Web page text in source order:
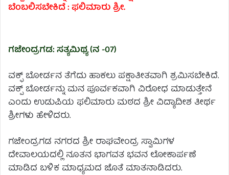
ಬೆಂಬಲಿಸಬೇಕಿದೆ : ಫಲಿಮಾರು ಶ್ರೀ.
ಗಜೇಂದ್ರಗಡ: ಸತ್ಯಮಿಥ್ಯ (ನ -07)
ವಕ್ಫ್ ಬೋರ್ಡನ ತೆಗೆದು ಹಾಕಲು ಪಕ್ಷಾತೀತವಾಗಿ ಶ್ರಮಿಸಬೇಕಿದೆ.
ವಕ್ಪ್ ಬೋರ್ಡನ್ನು ಮನ ಪೂರ್ವಕವಾಗಿ ವಿರೋಧ ಮಾಡುತ್ತೇನೆ
ಎಂದು ಉಡುಪಿಯ ಫಲಿಮಾರು ಮಠದ ಶ್ರೀ ವಿದ್ಯಾದೀಶ ತೀರ್ಥ
ಶ್ರೀಗಳು ಹೇಳಿದರು.
ಗಜೇಂದ್ರಗಡ ನಗರದ ಶ್ರೀ ರಾಘವೇಂದ್ರ ಸ್ವಾಮಿಗಳ
ದೇವಾಲಯದಲ್ಲಿ ನೂತನ ಭಾಗವತ ಭವನ ಲೋಕಾರ್ಪಣೆ
ಮಾಡಿದ ಬಳಿಕ ಮಾಧ್ಯಮದ ಜೊತೆ ಮಾತನಾಡಿದರು.